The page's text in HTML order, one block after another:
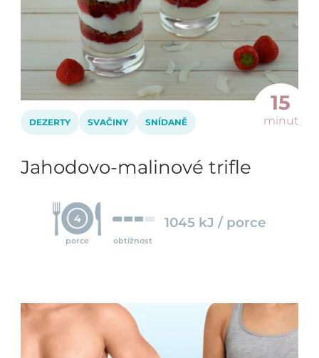
15
minut
DEZERTY SVAČINY SNÍDANĚ
Jahodovo-malinové trifle
4
porce obtížnost
1045 kJ / porce